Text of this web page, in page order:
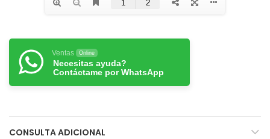
Ventas Online
Necesitas ayuda?
Contáctame por WhatsApp
CONSULTA ADICIONAL